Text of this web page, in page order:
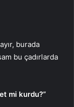
burada
bu çadırlarda
mi kurdu?”